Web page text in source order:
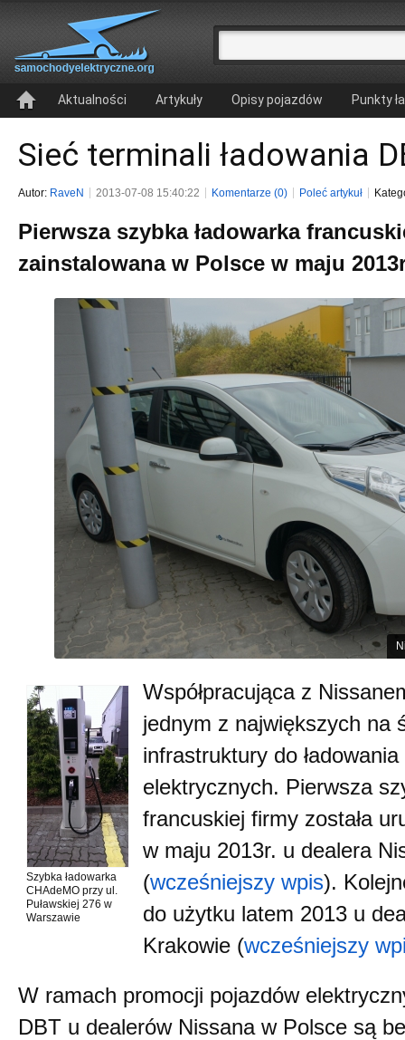
Aktualności Artykuły Opisy pojazdów Punkty
Sieć terminali ładowania
Autor: RaveN 2013-07-08 15:40:22 Komentarze (0) Poleć artykuł
Pierwsza szybka ładowarka
zainstalowana w Polsce w maju
Szybka ładowarka
CHAdeMO przy ul.
Puławskiej 276 w
Warszawie
Współpracująca z
jednym z największych na
infrastruktury do
elektrycznych. Pierwsza
francuskiej firmy została
w maju 2013r. u dealera
(wcześniejszy wpis).
do użytku latem 2013 u
Krakowie (wcześniejszy
W ramach promocji pojazdów
DBT u dealerów Nissana w Polsce są